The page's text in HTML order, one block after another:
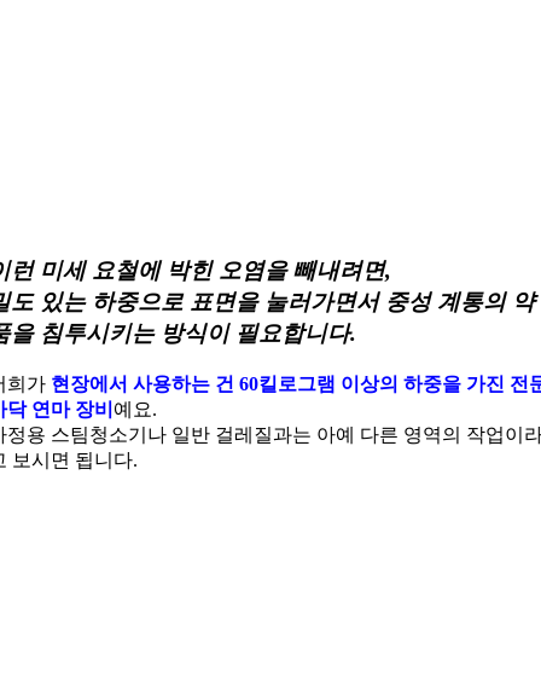
런 미세 요철에 박힌 오염을 빼내려면,
도 있는 하중으로 표면을 눌러가면서 중성 계통의 약
을 침투시키는 방식이 필요합니다.
희가 현장에서 사용하는 건 60킬로그램 이상의 하중을 가진 전
닥 연마 장비 예요.
정용 스팀청소기나 일반 걸레질과는 아예 다른 영역의 작업이
보시면 됩니다.